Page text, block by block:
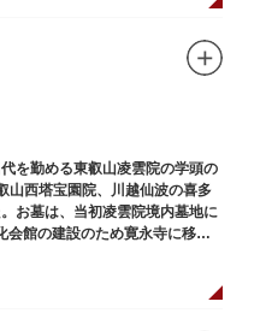
を勤める東叡山凌雲院の学頭の
山西塔宝園院、川越仙波の喜多
お墓は、当初凌雲院境内墓地に
館の建設のため寛永寺に移築